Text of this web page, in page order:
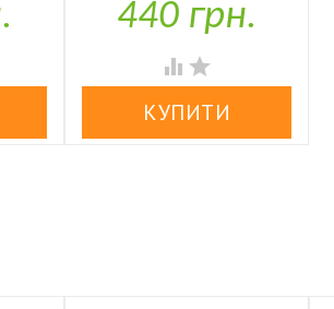
У наявності
440 грн.
 